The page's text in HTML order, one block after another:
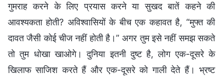
गुमराह करने के लिए प्रयास करने या सुखद बातें कहने की
आवश्यकता होती? अविश्वासियों के बीच एक कहावत है, “मुफ्त की
दावत जैसी कोई चीज नहीं होती है।” अगर तुम इसे नहीं समझ सकते
तो तुम धोखा खाओगे। दुनिया इतनी दुष्ट है, लोग एक-दूसरे के
खिलाफ साजिश करते हैं और एक-दूसरे को गाली देते हैं। भ्रष्ट